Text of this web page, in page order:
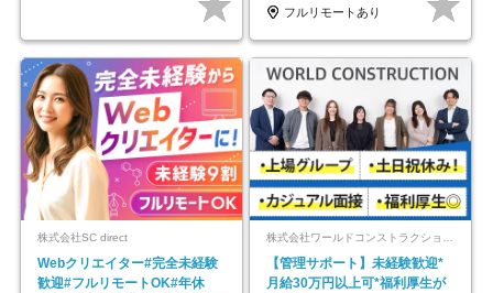
フルリモートあり
株式会社SC direct
Webクリエイター#完全未経験
歓迎#フルリモートOK#年休
【管理サポート】未経験歓迎*
月給30万円以上可*福利厚生が